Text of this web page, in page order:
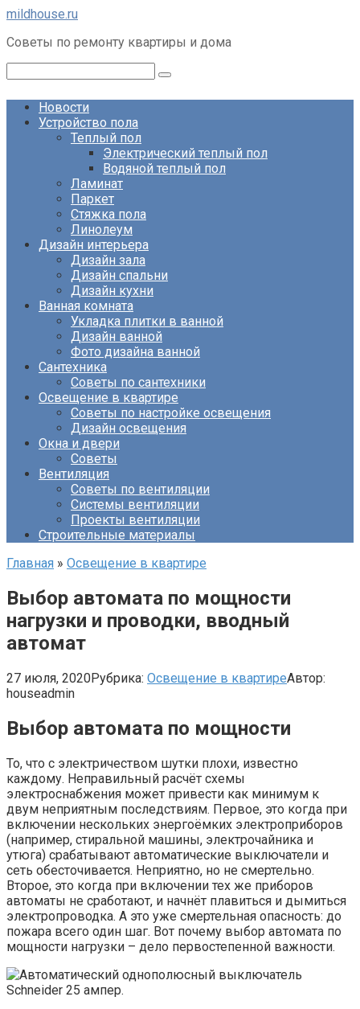
Перейти
контенту
mildhouse.ru
Советы по ремонту квартиры и дома
Новости
Устройство пола
Теплый пол
Электрический теплый пол
Водяной теплый пол
Ламинат
Паркет
Стяжка пола
Линолеум
Дизайн интерьера
Дизайн зала
Дизайн спальни
Дизайн кухни
Ванная комната
Укладка плитки в ванной
Дизайн ванной
Фото дизайна ванной
Сантехника
Советы по сантехники
Освещение в квартире
Советы по настройке освещения
Дизайн освещения
Окна и двери
Советы
Вентиляция
Советы по вентиляции
Системы вентиляции
Проекты вентиляции
Строительные материалы
Главная » Освещение в квартире
Выбор автомата по мощности
нагрузки и проводки, вводный
автомат
27 июля, 2020Рубрика: Освещение в квартиреАвтор:
houseadmin
Выбор автомата по мощности
То, что с электричеством шутки плохи, известно
каждому. Неправильный расчёт схемы
электроснабжения может привести как минимум к
двум неприятным последствиям. Первое, это когда при
включении нескольких энергоёмких электроприборов
(например, стиральной машины, электрочайника и
утюга) срабатывают автоматические выключатели и
сеть обесточивается. Неприятно, но не смертельно.
Второе, это когда при включении тех же приборов
автоматы не сработают, и начнёт плавиться и дымиться
электропроводка. А это уже смертельная опасность: до
пожара всего один шаг. Вот почему выбор автомата по
мощности нагрузки – дело первостепенной важности.